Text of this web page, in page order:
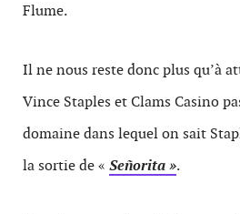
Flume.
Il ne nous reste donc plus qu’à
Vince Staples et Clams Casino
domaine dans lequel on sait
la sortie de « Señorita ».